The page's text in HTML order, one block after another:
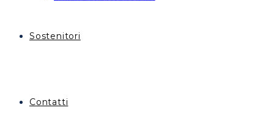
Sostenitori
Contatti